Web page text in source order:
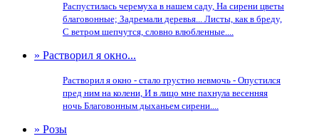
Распустилась черемуха в нашем саду, На сирени цветы
благовонные; Задремали деревья... Листы, как в бреду,
С ветром шепчутся, словно влюбленные....
» Растворил я окно...
Растворил я окно - стало грустно невмочь - Опустился
пред ним на колени, И в лицо мне пахнула весенняя
ночь Благовонным дыханьем сирени....
» Розы